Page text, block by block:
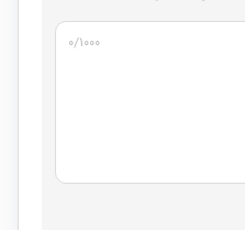
۰/۱۰۰۰